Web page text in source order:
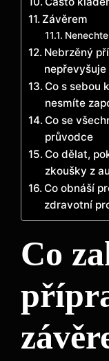
Závěrem
Nebrzěný
Co s sebou
nesmíte
Co se
průvodce
Co dělat,
zkoušky z
Co obnáší
zdravotní
Co